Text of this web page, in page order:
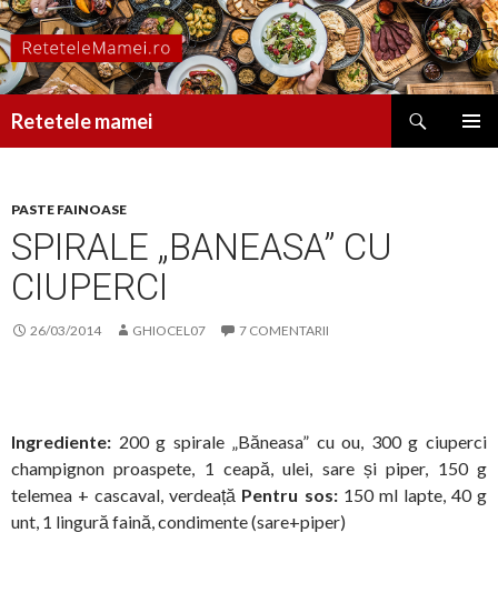
Retetele mamei
PASTE FAINOASE
SPIRALE „BANEASA” CU
CIUPERCI
26/03/2014 GHIOCEL07 7 COMENTARII
Ingrediente: 200 g spirale „Băneasa” cu ou, 300 g ciuperci
champignon proaspete, 1 ceapă, ulei, sare și piper, 150 g
telemea + cascaval,verdeață Pentru sos:150 ml lapte, 40 g
unt, 1 lingură faină, condimente (sare+piper)